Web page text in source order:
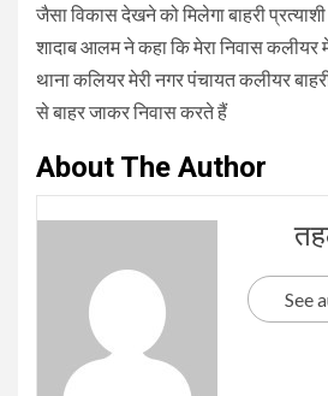
जैसा विकास देखने को मिलेगा बाहरी
शादाब आलम ने कहा कि मेरा निवास कलीयर
थाना कलियर मेरी नगर पंचायत कलीयर
से बाहर जाकर निवास करते हैं
About The Author
See